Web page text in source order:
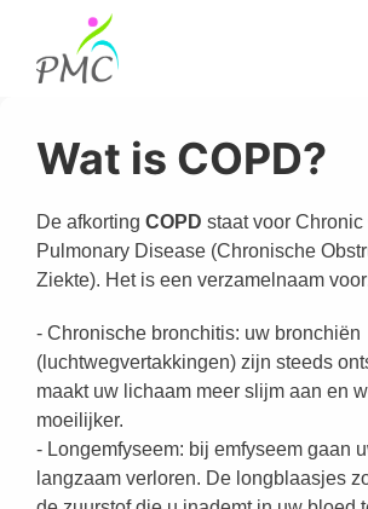
Wat is COPD?
De afkorting COPD staat voor
Pulmonary Disease (Chronische
Ziekte). Het is een verzamelnaam
- Chronische bronchitis: uw bronchiën
(luchtwegvertakkingen) zijn steeds
maakt uw lichaam meer slijm aan en
moeilijker.
- Longemfyseem: bij emfyseem gaan
langzaam verloren. De longblaasjes